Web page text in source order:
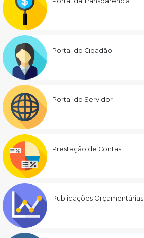
Portal do Cidadão
Portal do Servidor
Prestação de Contas
Publicações Orçamentárias